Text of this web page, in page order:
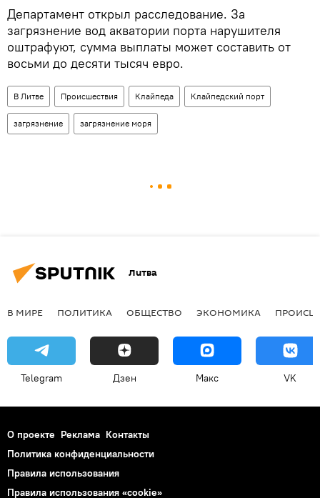
Департамент открыл расследование. За
загрязнение вод акватории порта нарушителя
оштрафуют, сумма выплаты может составить от
восьми до десяти тысяч евро.
В Литве Происшествия Клайпеда Клайпедский порт
загрязнение загрязнение моря
Литва
В МИРЕ ПОЛИТИКА ОБЩЕСТВО ЭКОНОМИКА
Telegram Дзен Макс VK
О проекте Реклама Контакты
Политика конфиденциальности
Правила использования
Правила использования «cookie»